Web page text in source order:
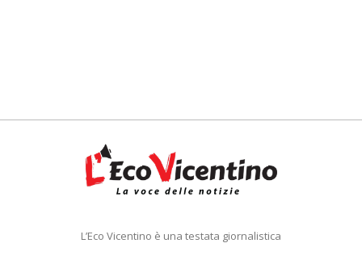
L’Eco Vicentino è una testata giornalistica